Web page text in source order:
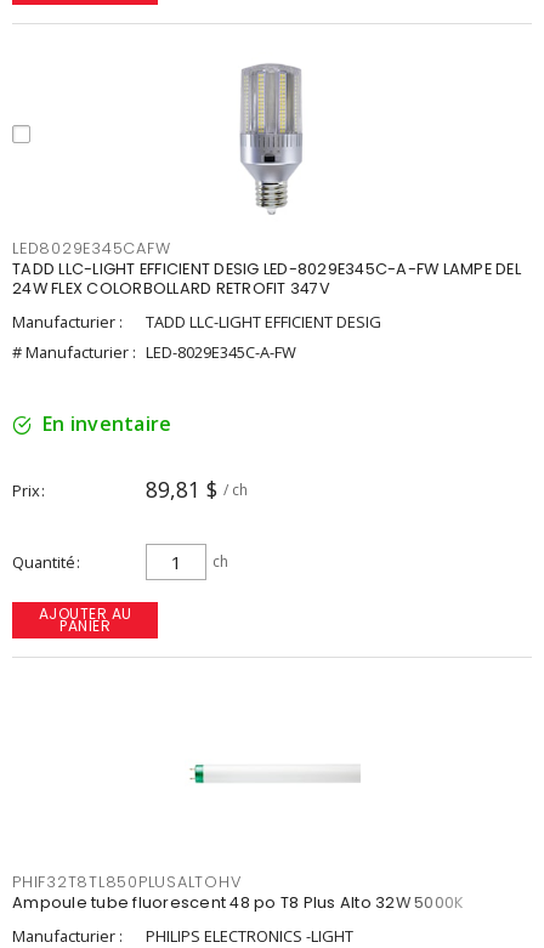
LED8029E345CAFW
TADD LLC-LIGHT EFFICIENT DESIG LED-8029E345C-A-FW LAMPE DEL
24W FLEX COLORBOLLARD RETROFIT 347V
Manufacturier :
TADD LLC-LIGHT EFFICIENT DESIG
# Manufacturier : LED-8029E345C-A-FW
En inventaire
Prix 89,81 $ / ch
Quantité ch
AJOUTER AU
PANIER
PHIF32T8TL850PLUSALTOHV
Ampoule tube fluorescent 48 po T8 Plus Alto 32W 5000K
Manufacturier :
PHILIPS ELECTRONICS -LIGHT